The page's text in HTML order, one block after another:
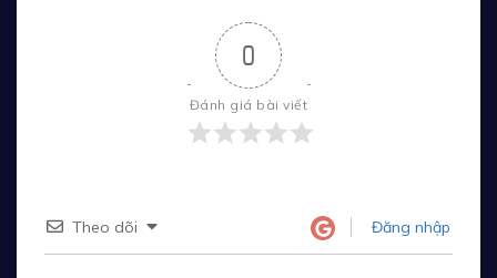
0
Đánh giá bài viết
Theo dõi Đăng nhập